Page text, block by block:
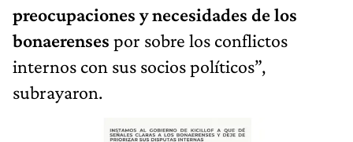
preocupaciones y necesidades de los
bonaerenses por sobre los conflictos
internos con sus socios políticos”,
subrayaron.